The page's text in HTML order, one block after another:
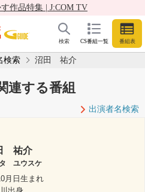
作品特集 | J:COM TV
CS番組一覧 番組表
検索
検索 沼田 祐介
する番組
出演者名検索
祐介
ユウスケ
月日生まれ